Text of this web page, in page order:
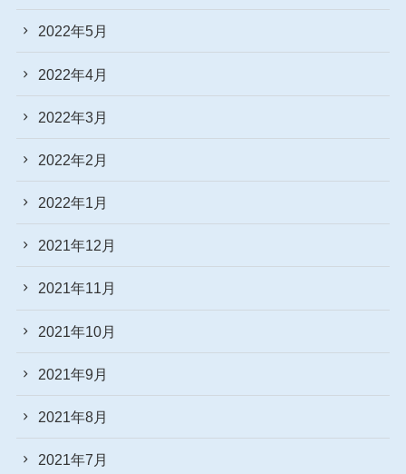
2022年5月
2022年4月
2022年3月
2022年2月
2022年1月
2021年12月
2021年11月
2021年10月
2021年9月
2021年8月
2021年7月